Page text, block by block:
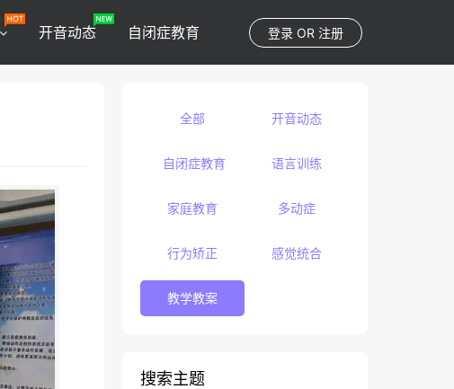
登录 OR 注册
开音动态 自闭症教育
全部 开音动态
自闭症教育 语言训练
家庭教育 多动症
行为矫正 感觉统合
教学教案
搜索主题